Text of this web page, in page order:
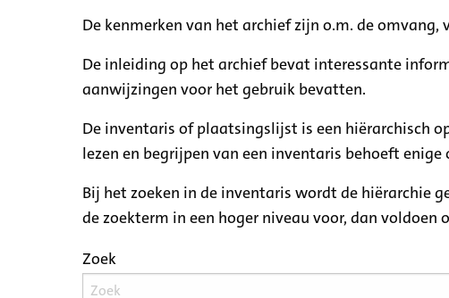
De kenmerken van het archief zijn o.m. de
De inleiding op het archief bevat interessante
aanwijzingen voor het gebruik bevatten.
De inventaris of plaatsingslijst is een hiërarchisch
lezen en begrijpen van een inventaris behoeft enige
Bij het zoeken in de inventaris wordt de hiërarchie
de zoekterm in een hoger niveau voor, dan voldoen
Zoek